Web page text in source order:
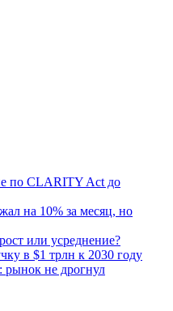
по CLARITY Act до
на 10% за месяц, но
или усреднение?
в $1 трлн к 2030 году
рынок не дрогнул